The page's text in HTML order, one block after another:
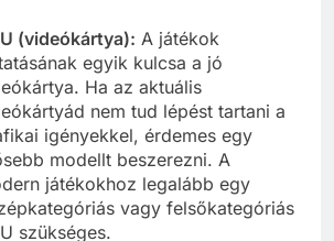
(videókártya): A játékok
egyik kulcsa a jó
Ha az aktuális
nem tud lépést tartani a
igényekkel, érdemes egy
modellt beszerezni. A
játékokhoz legalább egy
vagy felsőkategóriás
szükséges.